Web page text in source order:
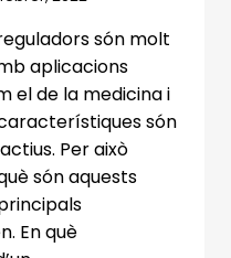
són molt
aplicacions
el de la medicina i
són
Per això
són aquests
En què